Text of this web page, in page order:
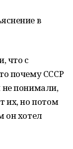
в
что с
почему СССР
не понимали,
их, но потом
он хотел